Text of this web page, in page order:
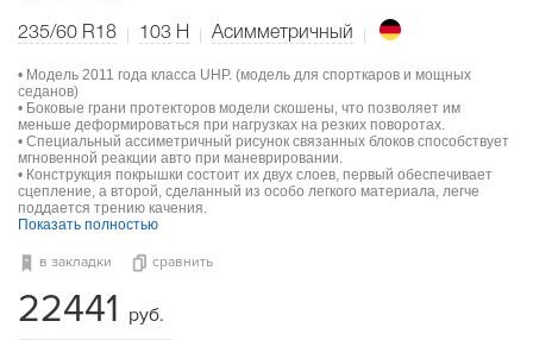
235/60 R18 103 H Асимметричный
• Модель 2011 года класса UHP. (модель для спорткаров и мощных
седанов)
• Боковые грани протекторов модели скошены, что позволяет им
меньше деформироваться при нагрузках на резких поворотах.
• Специальный ассиметричный рисунок связанных блоков способствует
мгновенной реакции авто при маневрировании.
• Конструкция покрышки состоит их двух слоев, первый обеспечивает
сцепление, а второй, сделанный из особо легкого материала, легче
поддается трению качения.
Показать полностью
в закладки сравнить
22441 руб.